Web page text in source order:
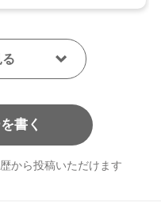
書く
から投稿いただけます